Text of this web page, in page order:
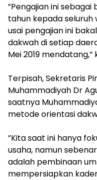
​”Pengajian ini
tahun kepada seluruh
usai pengajian ini
dakwah di setiap
Mei 2019 mendatang,”
​Terpisah, Sekretaris
Muhammadiyah Dr
saatnya
metode orientasi
​”Kita saat ini hanya
usaha, namun
adalah pembinaan
mempersiapkan